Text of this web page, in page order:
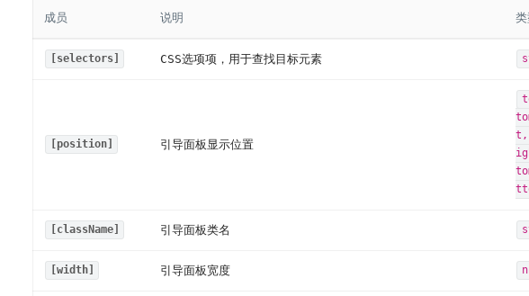
成员 说明 类
[selectors] CSS选项项，用于查找目标元素
[position] 引导面板显示位置
t,
[className] 引导面板类名
[width] 引导面板宽度